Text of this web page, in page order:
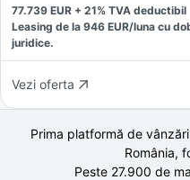
77.739 EUR + 21% TVA deductibil
Leasing de la 946 EUR/luna cu
juridice.
Vezi oferta
Prima platformă de
România,
Peste 27.900 de